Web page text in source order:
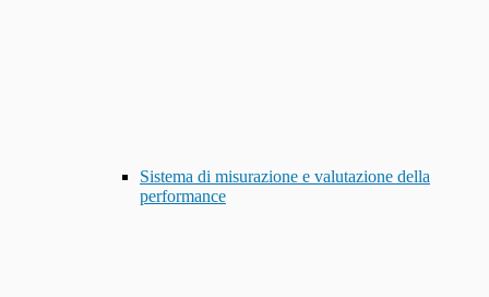
Sistema di misurazione e valutazione della
performance